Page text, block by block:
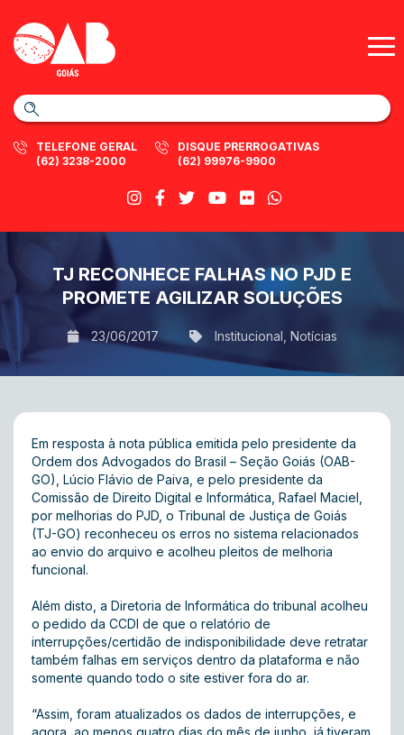
TELEFONE GERAL
(62) 3238-2000
DISQUE PRERROGATIVAS
(62) 99976-9900
TJ RECONHECE FALHAS NO PJD E
PROMETE AGILIZAR SOLUÇÕES
23/06/2017 Institucional Notícias
Em resposta à nota pública emitida pelo presidente da
Ordem dos Advogados do Brasil – Seção Goiás (OAB-
GO), Lúcio Flávio de Paiva, e pelo presidente da
Comissão de Direito Digital e Informática, Rafael Maciel,
por melhorias do PJD , o Tribunal de Justiça de Goiás
(TJ-GO) reconheceu os erros no sistema relacionados
ao envio do arquivo e acolheu pleitos de melhoria
funcional.
Além disto, a Diretoria de Informática do tribunal acolheu
o pedido da CCDI de que o relatório de
interrupções/certidão de indisponibilidade deve retratar
também falhas em serviços dentro da plataforma e não
somente quando todo o site estiver fora do ar.
“Assim, foram atualizados os dados de interrupções, e
agora, ao menos quatro dias do mês de junho, já tiveram